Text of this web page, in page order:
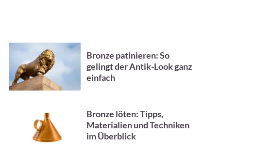
Bronze patinieren: So
gelingt der Antik-Look ganz
einfach
Bronze löten: Tipps,
Materialien und Techniken
im Überblick